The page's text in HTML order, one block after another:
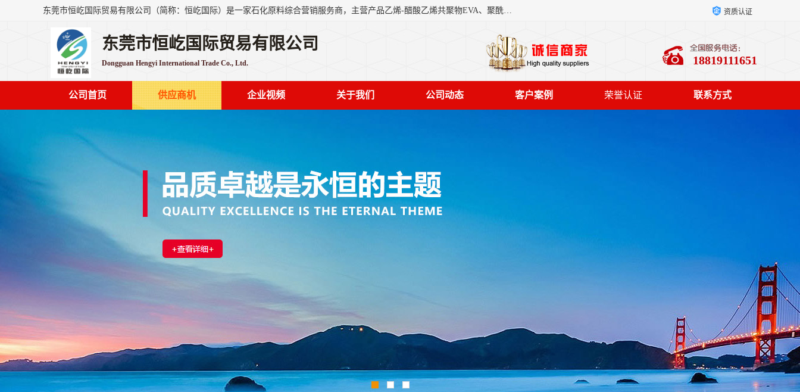
东莞市恒屹国际贸易有限公司（简称：恒屹国际）是一家石化原料综合营销服务商，主营产品乙烯-醋酸乙烯共聚物EVA、聚酰胺PA（尼龙）、醚酯型热塑弹性体TPEE等，公司秉承以市场为导向的战略思想，致力于大宗石化原料在中国市场的营销服务业务，为客户提供一站式的全面服务。 资质认证
东莞市恒屹国际贸易有限公司
Dongguan Hengyi International Trade Co., Ltd. 18819111651
公司首页 供应商机 企业视频 关于我们 公司动态 客户案例 荣誉认证 联系方式